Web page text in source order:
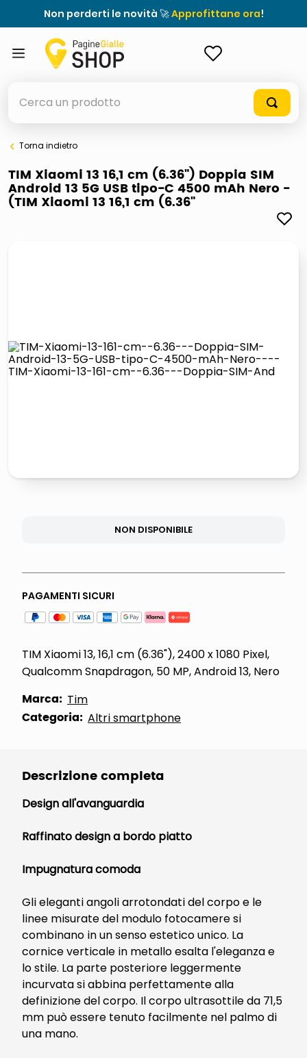
Non perderti le novità 🚀Approfittane ora!
elenchi telefonici
meme
pattumiera raccolta differenziata
Torna indietro
TIM Xiaomi 13 16,1 cm (6.36") Doppia SIM
Android 13 5G USB tipo-C 4500 mAh Nero -
(TIM Xiaomi 13 16,1 cm (6.36"
NON DISPONIBILE
PAGAMENTI SICURI
TIM Xiaomi 13, 16,1 cm (6.36"), 2400 x 1080 Pixel,
Qualcomm Snapdragon, 50 MP, Android 13, Nero
Marca: Tim
Categoria: Altri smartphone
Descrizione completa
Design all'avanguardia
Raffinato design a bordo piatto
Impugnatura comoda
Gli eleganti angoli arrotondati del corpo e le
linee misurate del modulo fotocamere si
combinano in un senso estetico unico. La
cornice verticale in metallo esalta l'eleganza e
lo stile. La parte posteriore leggermente
incurvata si abbina perfettamente alla
definizione del corpo. Il corpo ultrasottile da 71,5
mm può essere tenuto facilmente nel palmo di
una mano.